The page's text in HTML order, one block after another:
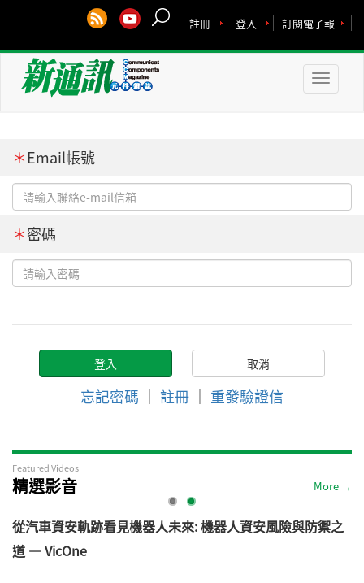
訂閱電子報
登入
註冊
Toggle
＊Email帳號
＊密碼
忘記密碼 ｜ 註冊 ｜ 重發驗證信
Featured Videos
精選影音 More →
從汽車資安軌跡看見機器人未來: 機器人資安風險與防禦之
道 — VicOne